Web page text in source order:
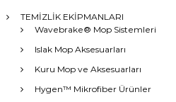
TEMİZLİK EKİPMANLARI
Wavebrake® Mop Sistemleri
Islak Mop Aksesuarları
Kuru Mop ve Aksesuarları
Hygen™ Mikrofiber Ürünler